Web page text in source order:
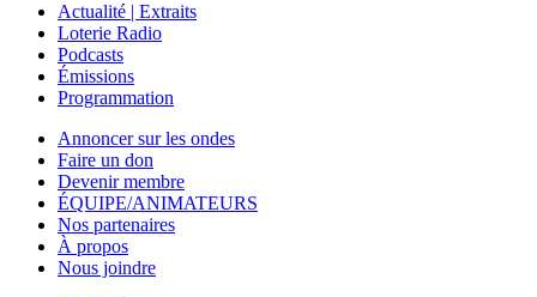
Actualité | Extraits
Loterie Radio
Podcasts
Émissions
Programmation
Annoncer sur les ondes
Faire un don
Devenir membre
ÉQUIPE/ANIMATEURS
Nos partenaires
À propos
Nous joindre